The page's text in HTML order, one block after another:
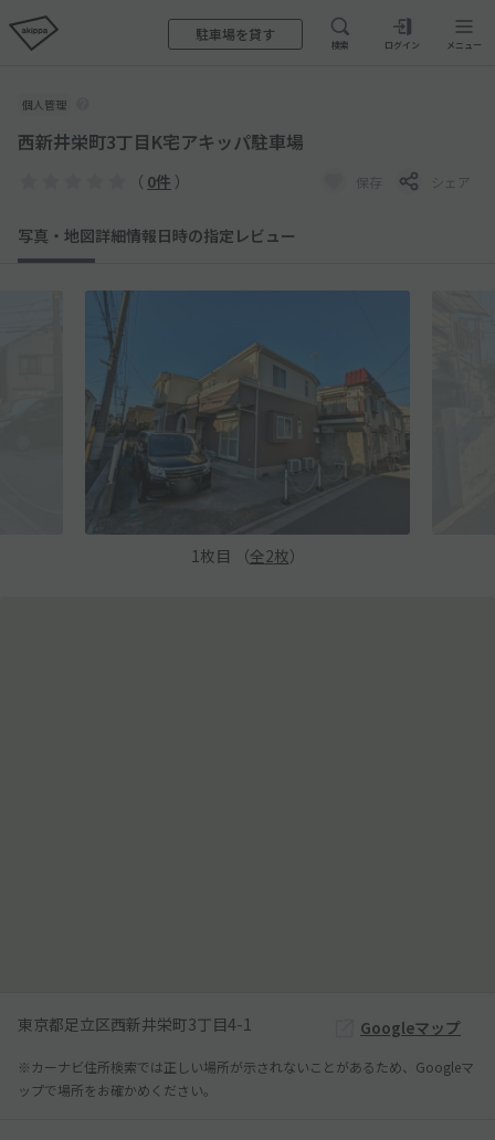
駐車場を貸す
検索 ログイン メニュー
個人管理
西新井栄町3丁目K宅アキッパ駐車場
（ 0件 ） 保存 シェア
写真・地図詳細情報日時の指定 レビュー
1 枚目 （全2枚）
東京都足立区西新井栄町3丁目4-1 Googleマップ
※カーナビ住所検索では正しい場所が示されないことがあるため、Googleマ
ップで場所をお確かめください。